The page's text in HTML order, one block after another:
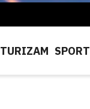
TURIZAM SPORT